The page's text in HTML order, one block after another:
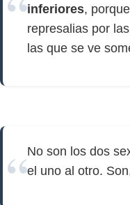
inferiores,
represalias por
las que se ve
No son los dos
el uno al otro.